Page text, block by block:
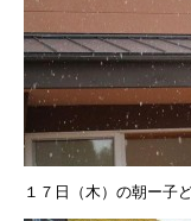
１７日（木）の朝ー子